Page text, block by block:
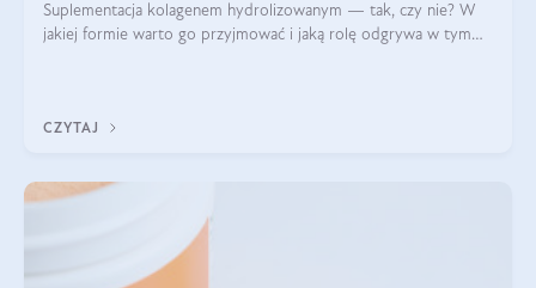
Suplementacja kolagenem hydrolizowanym — tak, czy nie? W
jakiej formie warto go przyjmować i jaką rolę odgrywa w tym
CZYTAJ